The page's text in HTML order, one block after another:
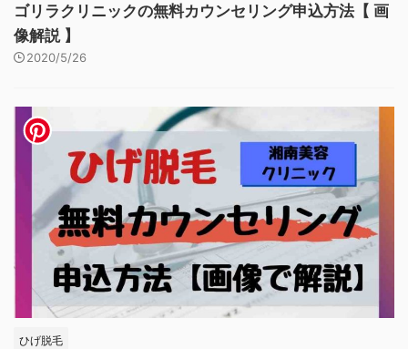
ゴリラクリニックの無料カウンセリング申込方法【 画
像解説 】
2020/5/26
ひげ脱毛